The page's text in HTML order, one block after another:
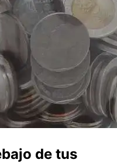
de tus